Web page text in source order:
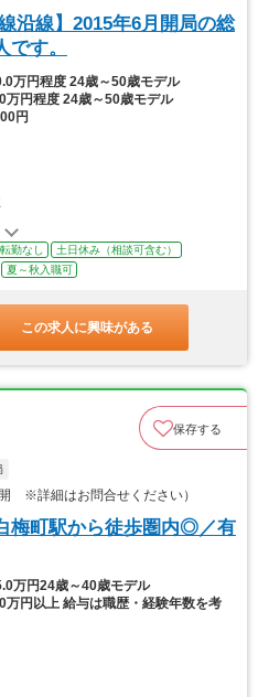
沿線】2015年6月開局の総
す。
万円程度 24歳～50歳モデル
万円程度 24歳～50歳モデル
円
勤なし
土日休み（相談可含む）
夏～秋入職可
この求人に興味がある
保存する
※詳細はお問合せください）
梅町駅から徒歩圏内◎／有
万円24歳～40歳モデル
万円以上 給与は職歴・経験年数を考